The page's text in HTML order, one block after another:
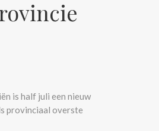
is half juli een nieuw
provinciaal overste